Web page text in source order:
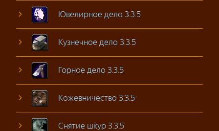
Ювелирное дело 3.3.5
Кузнечное дело 3.3.5
Горное дело 3.3.5
Кожевничество 3.3.5
Снятие шкур 3.3.5